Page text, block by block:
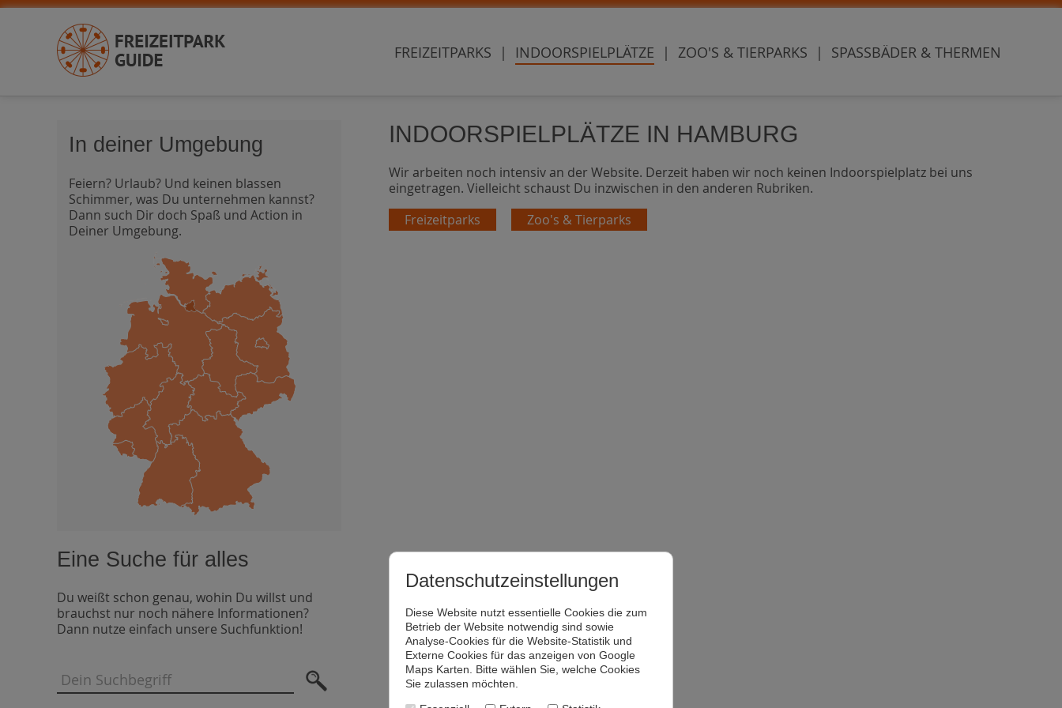
FREIZEITPARKS | INDOORSPIELPLÄTZE | ZOO'S & TIERPARKS | SPASSBÄDER & THERMEN
In deiner Umgebung
Feiern? Urlaub? Und keinen blassen
Schimmer, was Du unternehmen kannst?
Dann such Dir doch Spaß und Action in
Deiner Umgebung.
Eine Suche für alles
Du weißt schon genau, wohin Du willst und
brauchst nur noch nähere Informationen?
Dann nutze einfach unsere Suchfunktion!
INDOORSPIELPLÄTZE IN HAMBURG
Wir arbeiten noch intensiv an der Website. Derzeit haben wir noch keinen Indoorspielplatz bei uns
eingetragen. Vielleicht schaust Du inzwischen in den anderen Rubriken.
Freizeitparks
Zoo's & Tierparks
Datenschutzeinstellungen
Diese Website nutzt essentielle Cookies die zum
Betrieb der Website notwendig sind sowie
Analyse-Cookies für die Website-Statistik und
Externe Cookies für das anzeigen von Google
Maps Karten. Bitte wählen Sie, welche Cookies
Sie zulassen möchten.